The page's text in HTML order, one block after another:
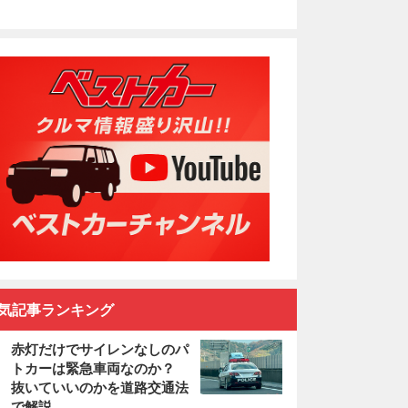
記事ランキング
赤灯だけでサイレンなしのパ
トカーは緊急車両なのか？
抜いていいのかを道路交通法